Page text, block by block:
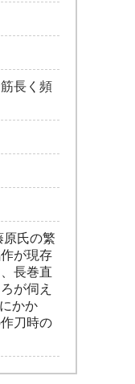
長く頻
原氏の繁
が現存
長巻直
が伺え
かか
刀時の